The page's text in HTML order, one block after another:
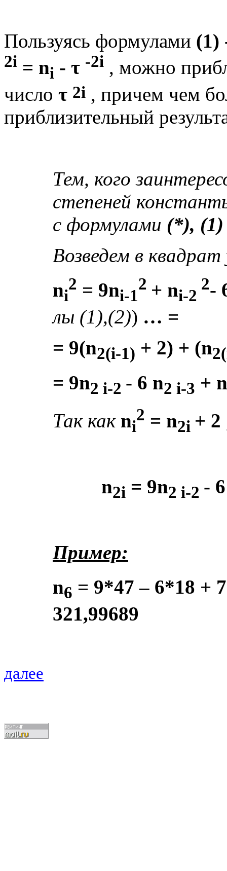
Пользуясь формулами (1)
2i = ni - τ -2i , можно
число τ 2i , причем чем
приблизительный
Тем, кого
степеней
с формулами (*),
Возведем в
ni
2 = 9ni-1
2 + ni-2
2-
лы (1),(2)) … =
= 9(n2(i-1) + 2) + (n
= 9n2 i-2 - 6 n2 i-3 + n
Так как ni
2 = n2i + 2
n2i = 9n2 i-2 -
Пример:
n6 = 9*47 – 6*18 +
321,99689
далее